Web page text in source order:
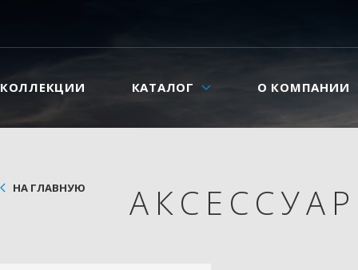
КОЛЛЕКЦИИ КАТАЛОГ О КОМПАНИИ
НА ГЛАВНУЮ